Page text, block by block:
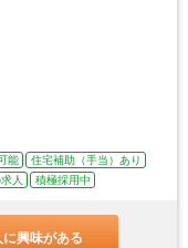
能
住宅補助（手当）あり
人 積極採用中
に興味がある